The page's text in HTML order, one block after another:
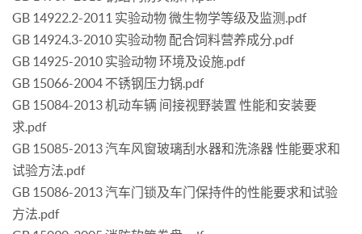
GB 14922.2-2011 实验动物 微生物学等级及监测.pdf
GB 14924.3-2010 实验动物 配合饲料营养成分.pdf
GB 14925-2010 实验动物 环境及设施.pdf
GB 15066-2004 不锈钢压力锅.pdf
GB 15084-2013 机动车辆 间接视野装置 性能和安装要
求.pdf
GB 15085-2013 汽车风窗玻璃刮水器和洗涤器 性能要求和
试验方法.pdf
GB 15086-2013 汽车门锁及车门保持件的性能要求和试验
方法.pdf